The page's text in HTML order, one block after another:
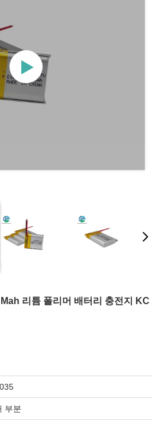
리튬 폴리머 배터리 충전지 KC
부분